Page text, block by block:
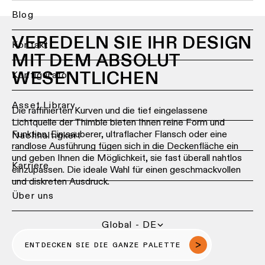
-
Pendelleuchten
Deckenbeleuchtung
-
Profile
Deckenbeleuchtung
-
Stromschienen
Wandbeleuchtung
Wandbeleuchtung
Einzelhandelsbeleuchtung
Gesundheitsbeleuchtung
Beleuchtung
Raum
Küchenbeleuchtung
Wohnzimmerbeleuchtung
Beleuchtung
Arbeitsplatzbeleuchtung
Produktanpassung
Projektangebote
&
Refurbishment
Technische
Beratung
Showroom-
Partnernetzwerk
Blog
Kontakt
Back
Lichtdienstleistungen
für
Profis
Wenden
Sie
sich
an
Ihren
Beantragen Sie eine
Beleuchtungsdesign
Konfigurator
Asset Library
Nachhaltigkeit
Karriere
Über uns
Global - DE
VEREDELN SIE IHR DESIGN
MIT DEM ABSOLUT
WESENTLICHEN
Die raffinierten Kurven und die tief eingelassene
Lichtquelle der Thimble bieten Ihnen reine Form und
Funktion. Ein sauberer, ultraflacher Flansch oder eine
randlose Ausführung fügen sich in die Deckenfläche ein
und geben Ihnen die Möglichkeit, sie fast überall nahtlos
einzupassen. Die ideale Wahl für einen geschmackvollen
und diskreten Ausdruck.
ENTDECKEN SIE DIE GANZE PALETTE